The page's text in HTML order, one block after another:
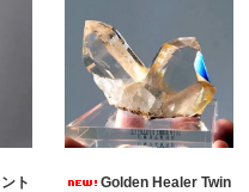
ト
Golden Healer Twin